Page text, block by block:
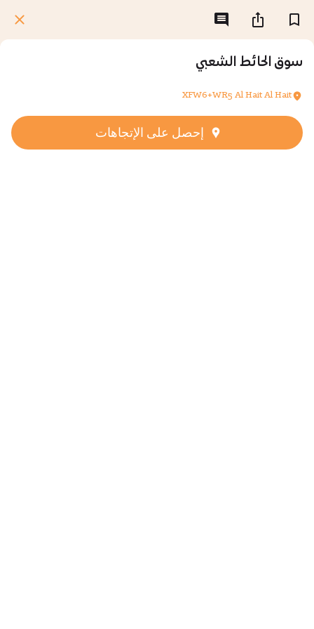
سوق الحائط الشعبي
XFW6+WR5 Al Hait Al Hait
إحصل على الإتجاهات